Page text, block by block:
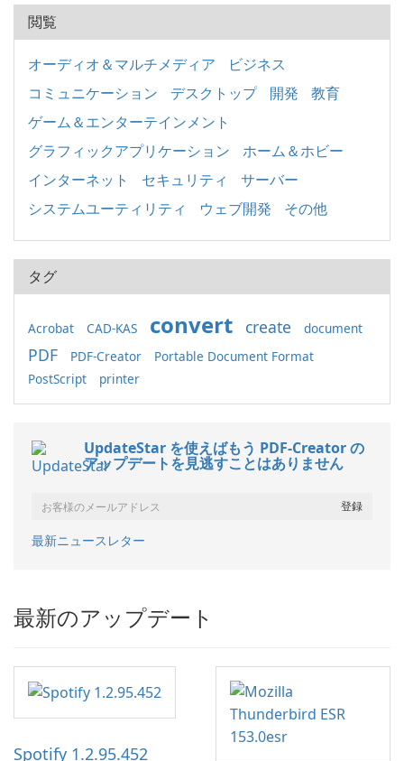
閲覧
オーディオ＆マルチメディア
ビジネス
コミュニケーション
デスクトップ 開発
教育
ゲーム＆エンターテインメント
グラフィックアプリケーション
ホーム＆ホビー
インターネット
セキュリティ
サーバー
システムユーティリティ
ウェブ開発 その他
タグ
Acrobat CAD-KAS convert create document
PDF PDF-Creator
Portable Document Format
PostScript
printer
UpdateStar を使えばもう PDF-Creator の
アップデートを見逃すことはありません
最新ニュースレター
最新のアップデート
Spotify 1.2.95.452